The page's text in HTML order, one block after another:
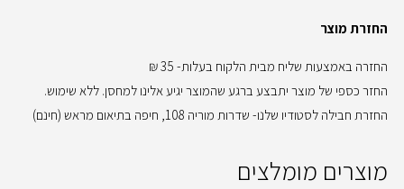
החזרת מוצר
החזרה באמצעות שליח מבית הלקוח בעלות- 35 ₪
החזר כספי של מוצר יתבצע ברגע שהמוצר יגיע אלינו למחסן. ללא שימוש.
החזרת חבילה לסטודיו שלנו- שדרות מוריה 108, חיפה בתיאום מראש (חינם)
מוצרים מומלצים